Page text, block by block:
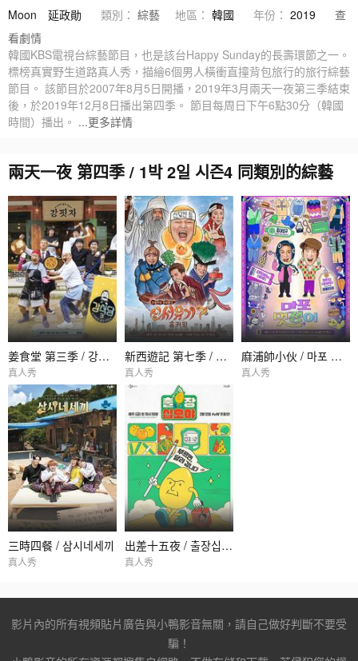
Moon
延政勛 類別： 綜藝 地區： 韓國 年份： 2019
查
看劇情
韓國KBS電視台綜藝節目，也是該台Happy Sunday的長壽環節之一。
標榜真實野生道路真人秀，描繪6個男人橫衝直撞背包旅行的旅行綜藝
節目。 該節目於2007年8月5日開播，2019年3月兩天一夜第三季結束
後，於2019年12月8日播出第四季。 節目每周日下午6點30分（韓國
時間）播出。 ...更多詳情
兩天一夜 第四季 / 1박 2일 시즌4 同類別的綜藝
姜食堂 第三季 / 강식당 시즌3
真人秀
新西遊記 第七季 / 신서유기 7
真人秀
麻浦帥小伙 / 마포 멋쟁이
真人秀
三時四餐 / 삼시네세끼
真人秀
出差十五夜 / 출장십오야
真人秀
影片內的所有視頻貼片廣告與小鴨影音無關，請自己做好判斷不要受
騙！